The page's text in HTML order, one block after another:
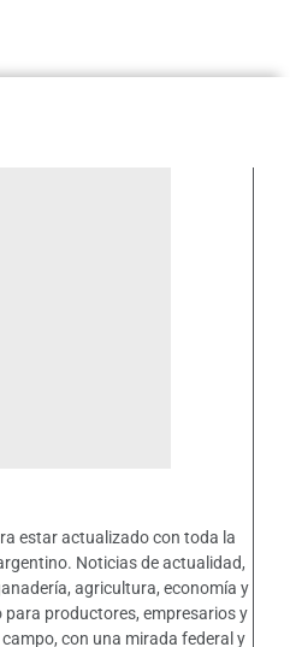
estar actualizado con toda la
Noticias de actualidad,
agricultura, economía y
productores, empresarios y
con una mirada federal y